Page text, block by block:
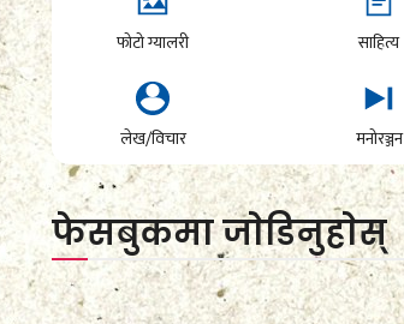
फोटो ग्यालरी साहित्य
लेख/विचार मनोरञ्जन
फेसबुकमा जाेडिनुहाेस्